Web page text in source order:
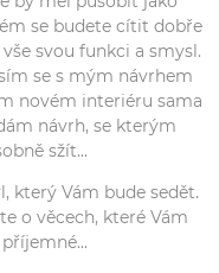
se budete cítit dobře
svou funkci a smysl.
se s mým návrhem
novém interiéru sama
návrh, se kterým
sžít...
který Vám bude sedět.
o věcech, které Vám